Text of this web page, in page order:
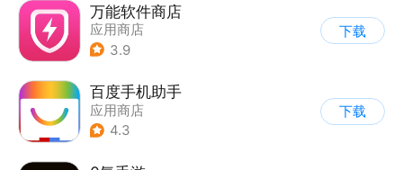
万能软件商店
应用商店
3.9
下载
百度手机助手
应用商店
4.3
下载